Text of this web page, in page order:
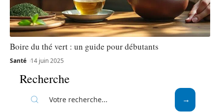
Boire du thé vert : un guide pour débutants
Santé 14 juin 2025
Recherche